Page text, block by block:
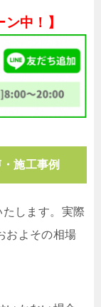
中！】
施工事例
します。実際
およその相場